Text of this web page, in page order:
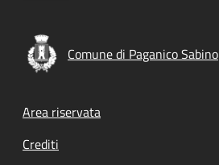
Comune di Paganico Sabino
Footer menu
Area riservata
Crediti